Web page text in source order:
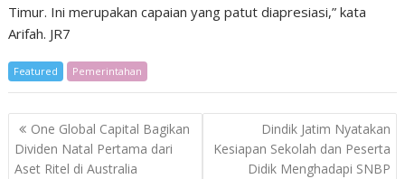
Timur. Ini merupakan capaian yang patut diapresiasi,” kata
Arifah. JR7
Featured Pemerintahan
Post
navigation
One Global Capital Bagikan
Dividen Natal Pertama dari
Aset Ritel di Australia
Dindik Jatim Nyatakan
Kesiapan Sekolah dan Peserta
Didik Menghadapi SNBP